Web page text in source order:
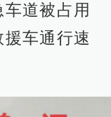
道被占用
车通行速